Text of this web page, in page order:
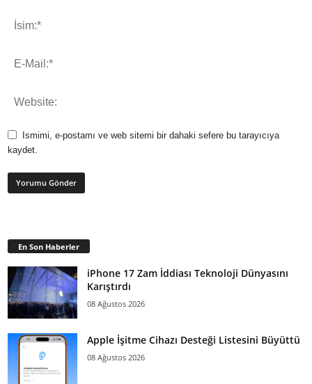
Ismimi, e-postamı ve web sitemi bir dahaki sefere bu tarayıcıya
kaydet.
En Son Haberler
iPhone 17 Zam İddiası Teknoloji Dünyasını
Karıştırdı
08 Ağustos 2026
Apple İşitme Cihazı Desteği Listesini Büyüttü
08 Ağustos 2026